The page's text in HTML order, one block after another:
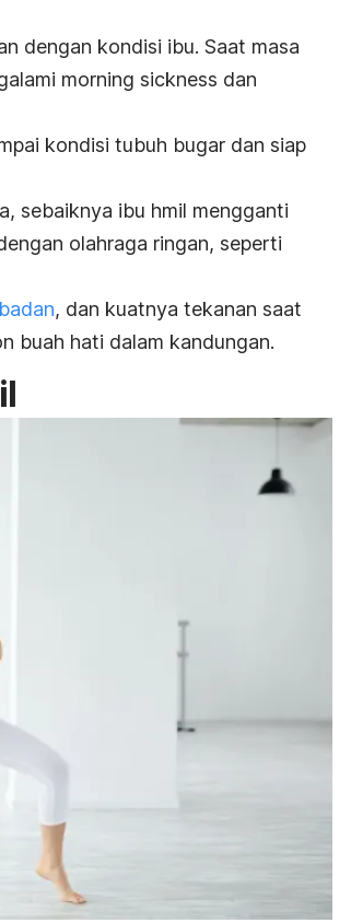
dengan kondisi ibu. Saat masa
morning sickness dan
kondisi tubuh bugar dan siap
sebaiknya ibu hmil mengganti
olahraga ringan, seperti
, dan kuatnya tekanan saat
buah hati dalam kandungan.